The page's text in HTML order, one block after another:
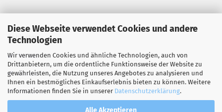
Diese Webseite verwendet Cookies und andere
Technologien
Wir verwenden Cookies und ähnliche Technologien, auch von
Drittanbietern, um die ordentliche Funktionsweise der Website zu
gewährleisten, die Nutzung unseres Angebotes zu analysieren und
Ihnen ein bestmögliches Einkaufserlebnis bieten zu können. Weitere
Informationen finden Sie in unserer Datenschutzerklärung.
Alle Akzeptieren
Zahlarten
Paypal
Klarna
Vorkasse